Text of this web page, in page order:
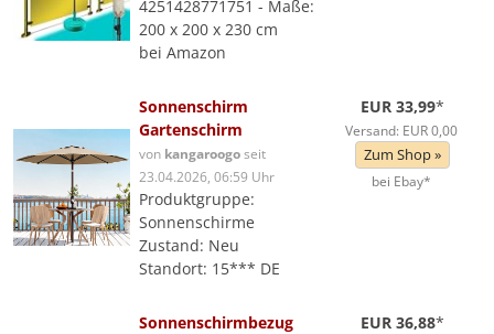
4251428771751 - Maße:
200 x 200 x 230 cm
bei Amazon
Sonnenschirm
Gartenschirm
von kangaroogoseit
23.04.2026, 06:59 Uhr
Produktgruppe:
Sonnenschirme
Zustand: Neu
Standort: 15*** DE
EUR 33,99*
Versand: EUR 0,00
Zum Shop »
bei Ebay*
Sonnenschirmbezug
EUR 36,88*